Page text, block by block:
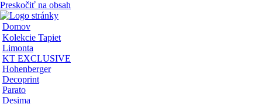
Preskočiť na obsah
Domov
Kolekcie Tapiet
Limonta
KT EXCLUSIVE
Hohenberger
Decoprint
Parato
Desima